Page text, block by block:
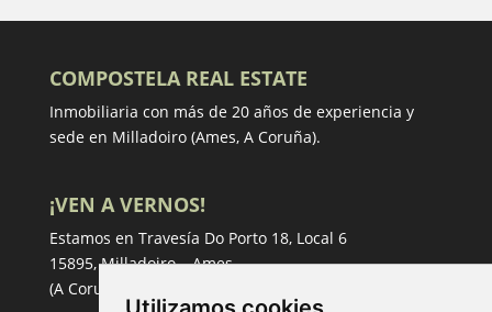
COMPOSTELA REAL ESTATE
Inmobiliaria con más de 20 años de experiencia y
sede en Milladoiro (Ames, A Coruña).
¡VEN A VERNOS!
Estamos en Travesía Do Porto 18, Local 6
15895, Milladoiro – Ames
(A Coruña)